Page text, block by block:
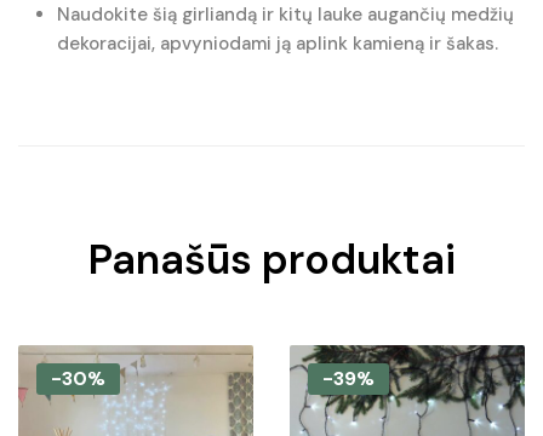
Naudokite šią girliandą ir kitų lauke augančių medžių
dekoracijai, apvyniodami ją aplink kamieną ir šakas.
Panašūs produktai
-30% -39%